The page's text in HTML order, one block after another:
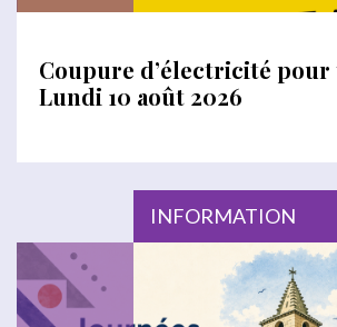
Coupure d’électricité pour
Lundi 10 août 2026
INFORMATION